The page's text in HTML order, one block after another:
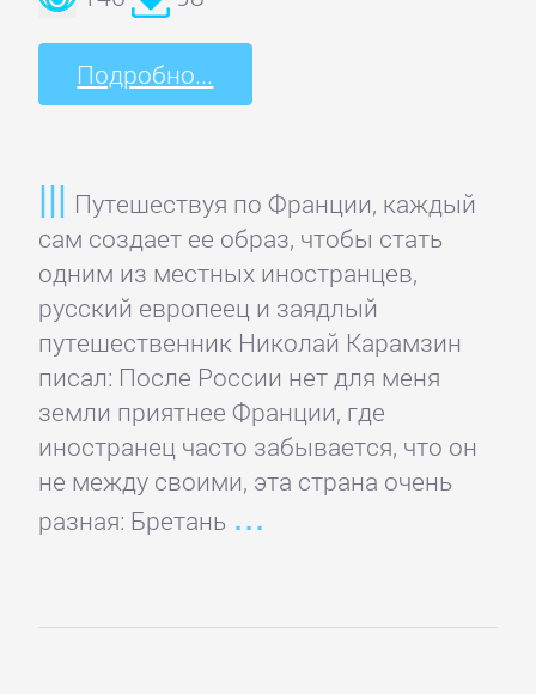
Подробно...
Путешествуя по Франции, каждый
сам создает ее образ, чтобы стать
одним из местных иностранцев,
русский европеец и заядлый
путешественник Николай Карамзин
писал: После России нет для меня
земли приятнее Франции, где
иностранец часто забывается, что он
не между своими, эта страна очень
разная: Бретань
Интернет
Железо
Компьютеры:
прочее
ОС
и
Сети
Программирование